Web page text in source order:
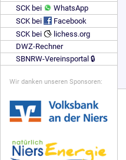
SCK bei
WhatsApp
SCK bei
Facebook
SCK bei
lichess.org
DWZ-Rechner
SBNRW-Vereinsportal 🔒
Wir danken unseren Sponsoren: